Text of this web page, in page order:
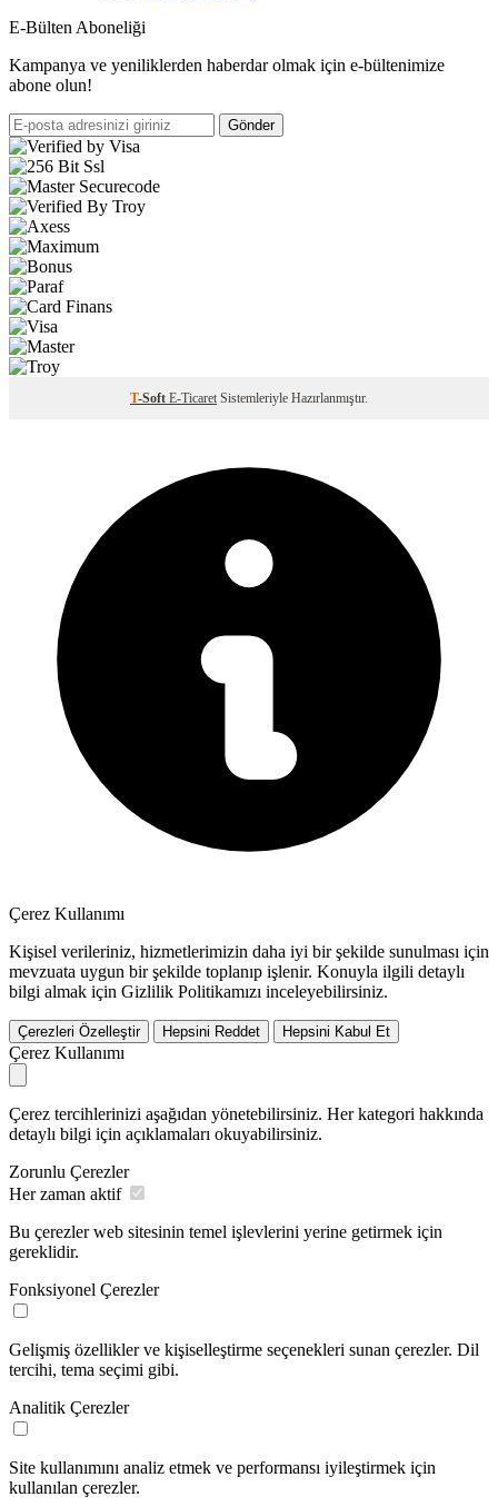
E-Bülten Aboneliği
Kampanya ve yeniliklerden haberdar olmak için e-bültenimize
abone olun!
Gönder
T-Soft E-Ticaret Sistemleriyle Hazırlanmıştır.
Çerez Kullanımı
Kişisel verileriniz, hizmetlerimizin daha iyi bir şekilde sunulması için
mevzuata uygun bir şekilde toplanıp işlenir. Konuyla ilgili detaylı
bilgi almak için Gizlilik Politikamızı inceleyebilirsiniz.
Çerezleri Özelleştir Hepsini Reddet Hepsini Kabul Et
Çerez Kullanımı
Çerez tercihlerinizi aşağıdan yönetebilirsiniz. Her kategori hakkında
detaylı bilgi için açıklamaları okuyabilirsiniz.
Zorunlu Çerezler
Her zaman aktif
Bu çerezler web sitesinin temel işlevlerini yerine getirmek için
gereklidir.
Fonksiyonel Çerezler
Gelişmiş özellikler ve kişiselleştirme seçenekleri sunan çerezler. Dil
tercihi, tema seçimi gibi.
Analitik Çerezler
Site kullanımını analiz etmek ve performansı iyileştirmek için
kullanılan çerezler.